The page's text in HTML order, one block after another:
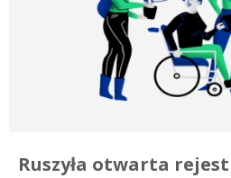
Ruszyła otwarta